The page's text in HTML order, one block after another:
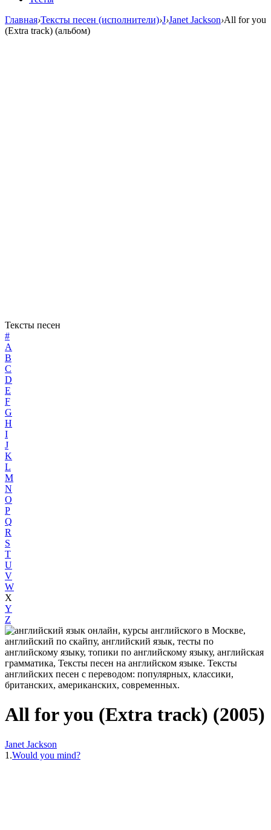
Главная›Тексты песен (исполнители)›J›Janet Jackson›All for you
(Extra track) (альбом)
Тексты песен
#
A
B
C
D
E
F
G
H
I
J
K
L
M
N
O
P
Q
R
S
T
U
V
W
X
Y
Z
All for you (Extra track) (2005)
Janet Jackson
1.Would you mind?